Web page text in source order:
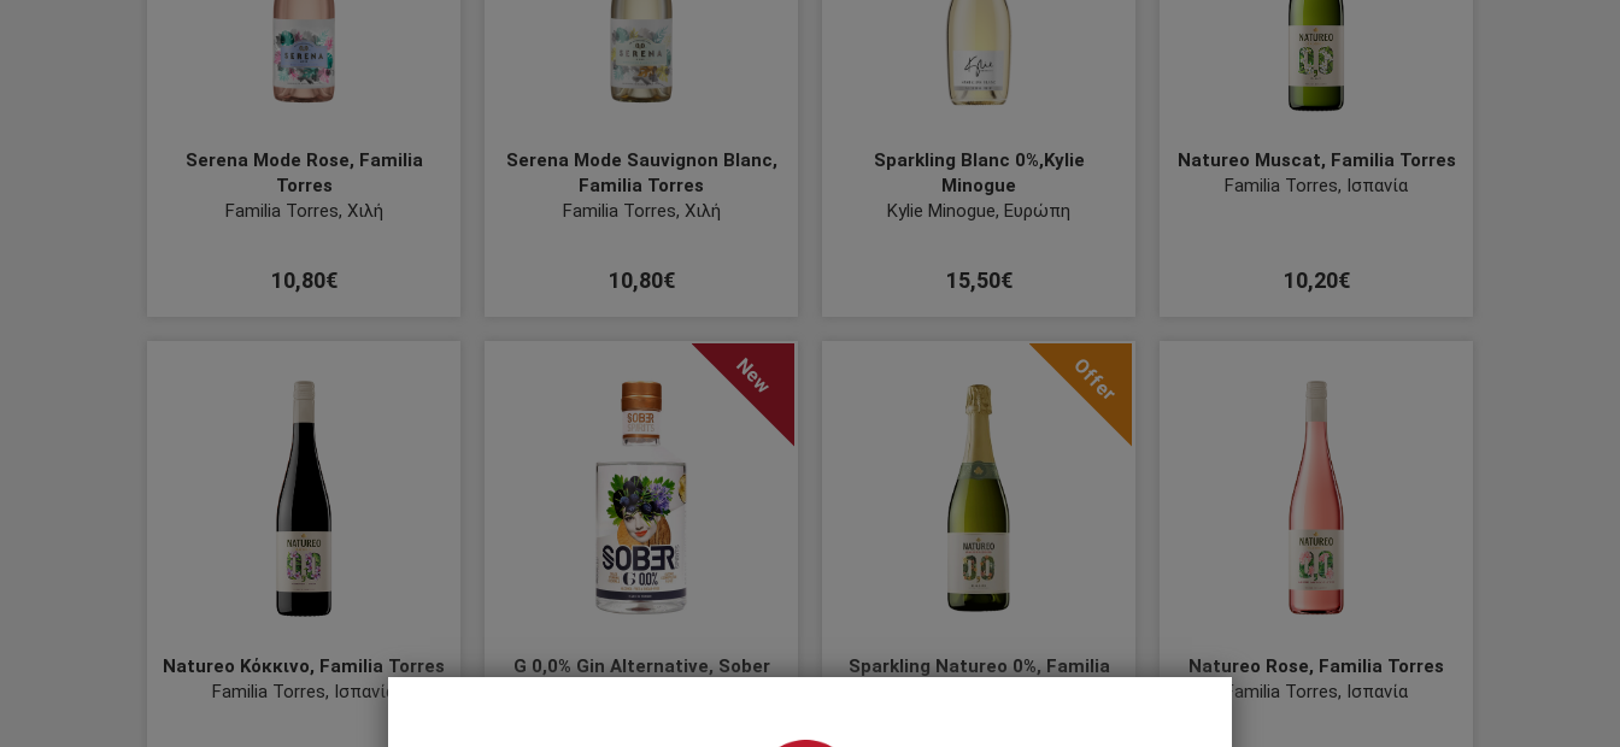
Serena Mode Rose, Familia
Torres
Familia Torres, Χιλή
10,80€
Serena Mode Sauvignon Blanc,
Familia Torres
Familia Torres, Χιλή
10,80€
Sparkling Blanc 0%,Kylie
Minogue
Kylie Minogue, Ευρώπη
15,50€
Natureo Muscat, Familia Torres
Familia Torres, Ισπανία
10,20€
Natureo Κόκκινο, Familia Torres
Familia Torres, Ισπανία
New
G 0,0% Gin Alternative, Sober
Offer
Sparkling Natureo 0%, Familia
Natureo Rose, Familia Torres
Familia Torres, Ισπανία